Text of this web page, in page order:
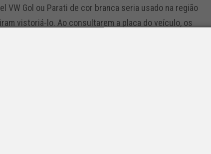
VW Gol ou Parati de cor branca seria usado na região
vistoriá-lo. Ao consultarem a placa do veículo, os
iguais aos do veículo ali estacionado. Com a
verdade o carro tinha placas de Curitiba/PR, com
homem de 31 anos, disse que o emprestou de um amigo,
inspecionaram a área ao redor da borracharia, os PRFs
a que tinha registro de roubo. Novamente
se calado.